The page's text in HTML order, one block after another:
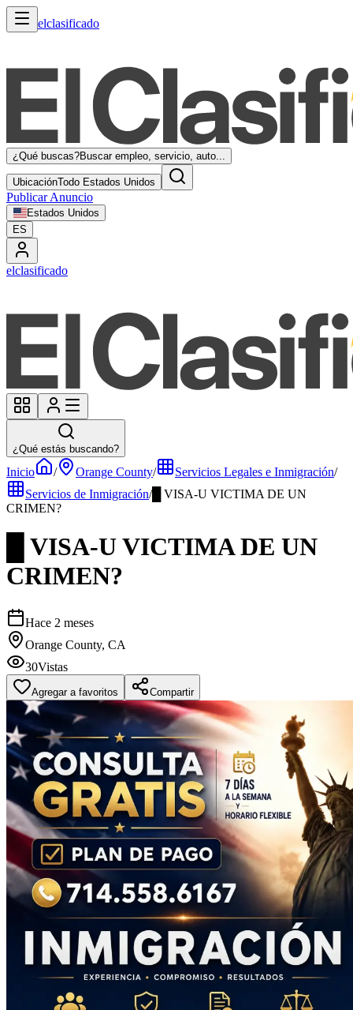
elclasificado
¿Qué buscas?Buscar empleo, servicio, auto...
UbicaciónTodo Estados Unidos
Publicar Anuncio
Estados Unidos
ES
elclasificado
¿Qué estás buscando?
Inicio / Orange County/ Servicios Legales e Inmigración/
Servicios de Inmigración/ █ VISA-U VICTIMA DE UN
CRIMEN?
█ VISA-U VICTIMA DE UN
CRIMEN?
Hace 2 meses
Orange County, CA
30Vistas
Agregar a favoritos Compartir